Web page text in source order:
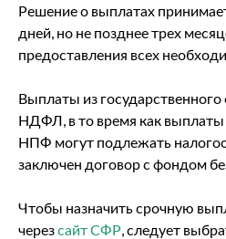
Решение о выплатах
дней, но не позднее трех
предоставления всех
Выплаты из
НДФЛ, в то время как
НПФ могут подлежать
заключен договор с фондом
Чтобы назначить срочную
черезсайт СФР , следует